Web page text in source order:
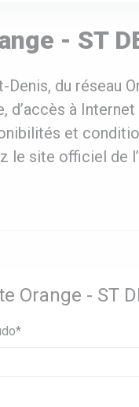
- ST
du réseau
à Internet
et
le site officiel de
Orange - ST